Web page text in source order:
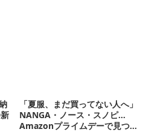
「夏服、まだ買ってない人へ」
NANGA・ノース・スノピ…
Amazonプライムデーで見つけ